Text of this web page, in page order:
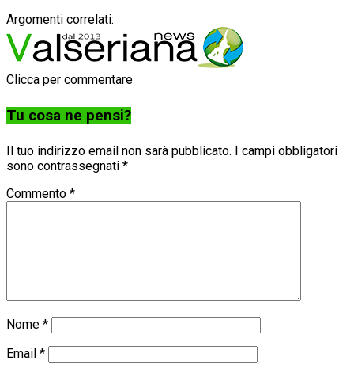
Argomenti correlati:
Clicca per commentare
Tu cosa ne pensi?
Il tuo indirizzo email non sarà pubblicato.
I campi obbligatori
sono contrassegnati *
Commento *
Nome *
Email *